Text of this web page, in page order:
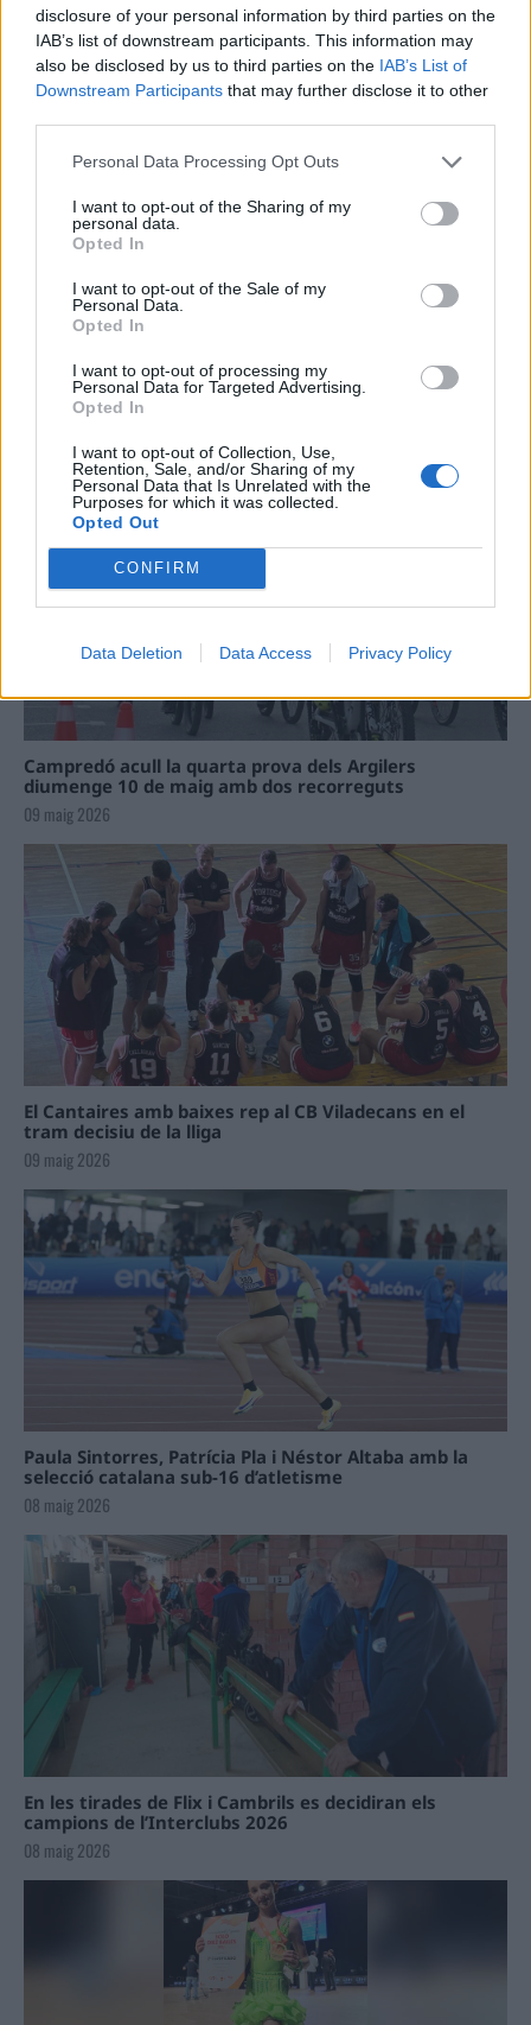
disclosure of your personal information by third parties on the
IAB’s list of downstream participants. This information may
also be disclosed by us to third parties on the IAB’s List of
Downstream Participants that may further disclose it to other
Personal Data Processing Opt Outs
I want to opt-out of the Sharing of my
personal data.
Opted In
I want to opt-out of the Sale of my
Personal Data.
Opted In
I want to opt-out of processing my
Personal Data for Targeted Advertising.
Opted In
I want to opt-out of Collection, Use,
Retention, Sale, and/or Sharing of my
Personal Data that Is Unrelated with the
Purposes for which it was collected.
Opted Out
CONFIRM
Data Deletion Data Access Privacy Policy
La Cursa de l’Aldea segona d’etiqueta d’or de la
Running Sèries Terres de l’Ebre
09 maig 2026
Campredó acull la quarta prova dels Argilers
diumenge 10 de maig amb dos recorreguts
09 maig 2026
El Cantaires amb baixes rep al CB Viladecans en el
tram decisiu de la lliga
09 maig 2026
Paula Sintorres, Patrícia Pla i Néstor Altaba amb la
selecció catalana sub-16 d’atletisme
08 maig 2026
En les tirades de Flix i Cambrils es decidiran els
campions de l’Interclubs 2026
08 maig 2026